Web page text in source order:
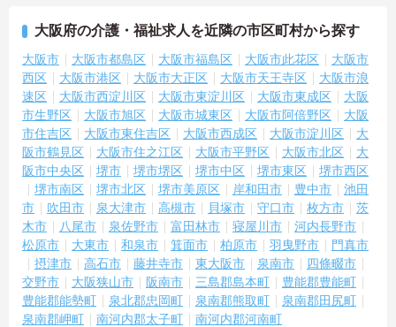
大阪府の介護・福祉求人を近隣の市区町村から探す
大阪市 大阪市都島区 大阪市福島区 大阪市此花区
大阪市
西区
大阪市港区 大阪市大正区 大阪市天王寺区
大阪市浪
速区
大阪市西淀川区 大阪市東淀川区 大阪市東成区
大阪
市生野区
大阪市旭区 大阪市城東区 大阪市阿倍野区
大阪
市住吉区
大阪市東住吉区 大阪市西成区 大阪市淀川区
大
阪市鶴見区
大阪市住之江区 大阪市平野区 大阪市北区
大
阪市中央区
堺市 堺市堺区 堺市中区 堺市東区
堺市西区
堺市南区
堺市北区 堺市美原区 岸和田市 豊中市
池田
市
吹田市 泉大津市 高槻市 貝塚市 守口市 枚方市
茨
木市
八尾市 泉佐野市 富田林市 寝屋川市
河内長野市
松原市
大東市 和泉市 箕面市 柏原市 羽曳野市
門真市
摂津市
高石市 藤井寺市 東大阪市 泉南市
四條畷市
交野市
大阪狭山市 阪南市 三島郡島本町
豊能郡豊能町
豊能郡能勢町
泉北郡忠岡町 泉南郡熊取町
泉南郡田尻町
泉南郡岬町
南河内郡太子町 南河内郡河南町